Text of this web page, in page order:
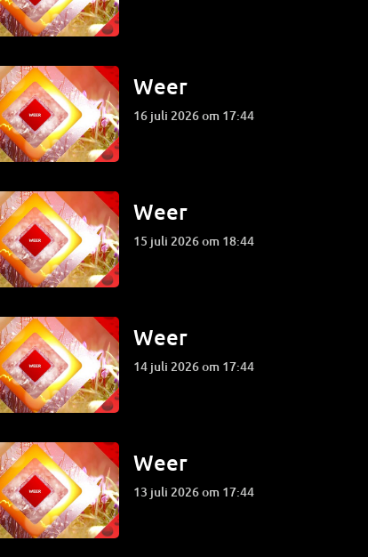
Weer
16 juli 2026 om 17:44
Weer
15 juli 2026 om 18:44
Weer
14 juli 2026 om 17:44
Weer
13 juli 2026 om 17:44